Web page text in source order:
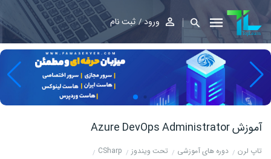
ورود ثبت نام
آموزش Azure DevOps Administrator
تاپ لرن دوره های آموزشی تحت ویندوز
CSharp